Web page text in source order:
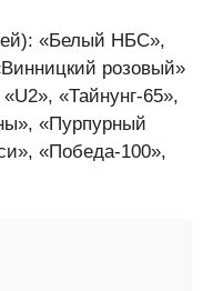
«Белый НБС»,
розовый»
«Тайнунг-65»,
«Пурпурный
«Победа-100»,